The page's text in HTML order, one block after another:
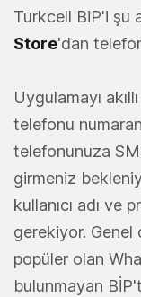
Turkcell BiP'i şu
Store'dan
Uygulamayı
telefonu
telefonunuza
girmeniz
kullanıcı adı ve
gerekiyor.
popüler olan
bulunmayan